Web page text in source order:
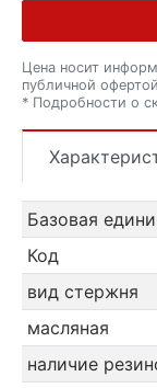
Цена носит
публичной офертой
* Подробности о
Базовая
Код
вид стержня
масляная
наличие